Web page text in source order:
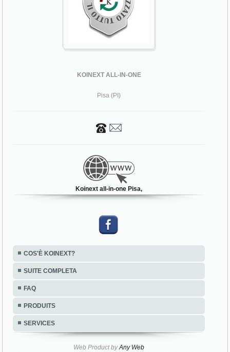
KOINEXT ALL-IN-ONE
Pisa (PI)
Koinext all-in-one Pisa,
COS'È KOINEXT?
SUITE COMPLETA
FAQ
PRODUITS
SERVICES
Web Product byAny Web